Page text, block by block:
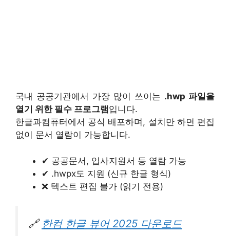
국내 공공기관에서 가장 많이 쓰이는 .hwp 파일을
열기 위한 필수 프로그램입니다.
한글과컴퓨터에서 공식 배포하며, 설치만 하면 편집
없이 문서 열람이 가능합니다.
✔ 공공문서, 입사지원서 등 열람 가능
✔ .hwpx도 지원 (신규 한글 형식)
❌ 텍스트 편집 불가 (읽기 전용)
🔗 한컴 한글 뷰어 2025 다운로드